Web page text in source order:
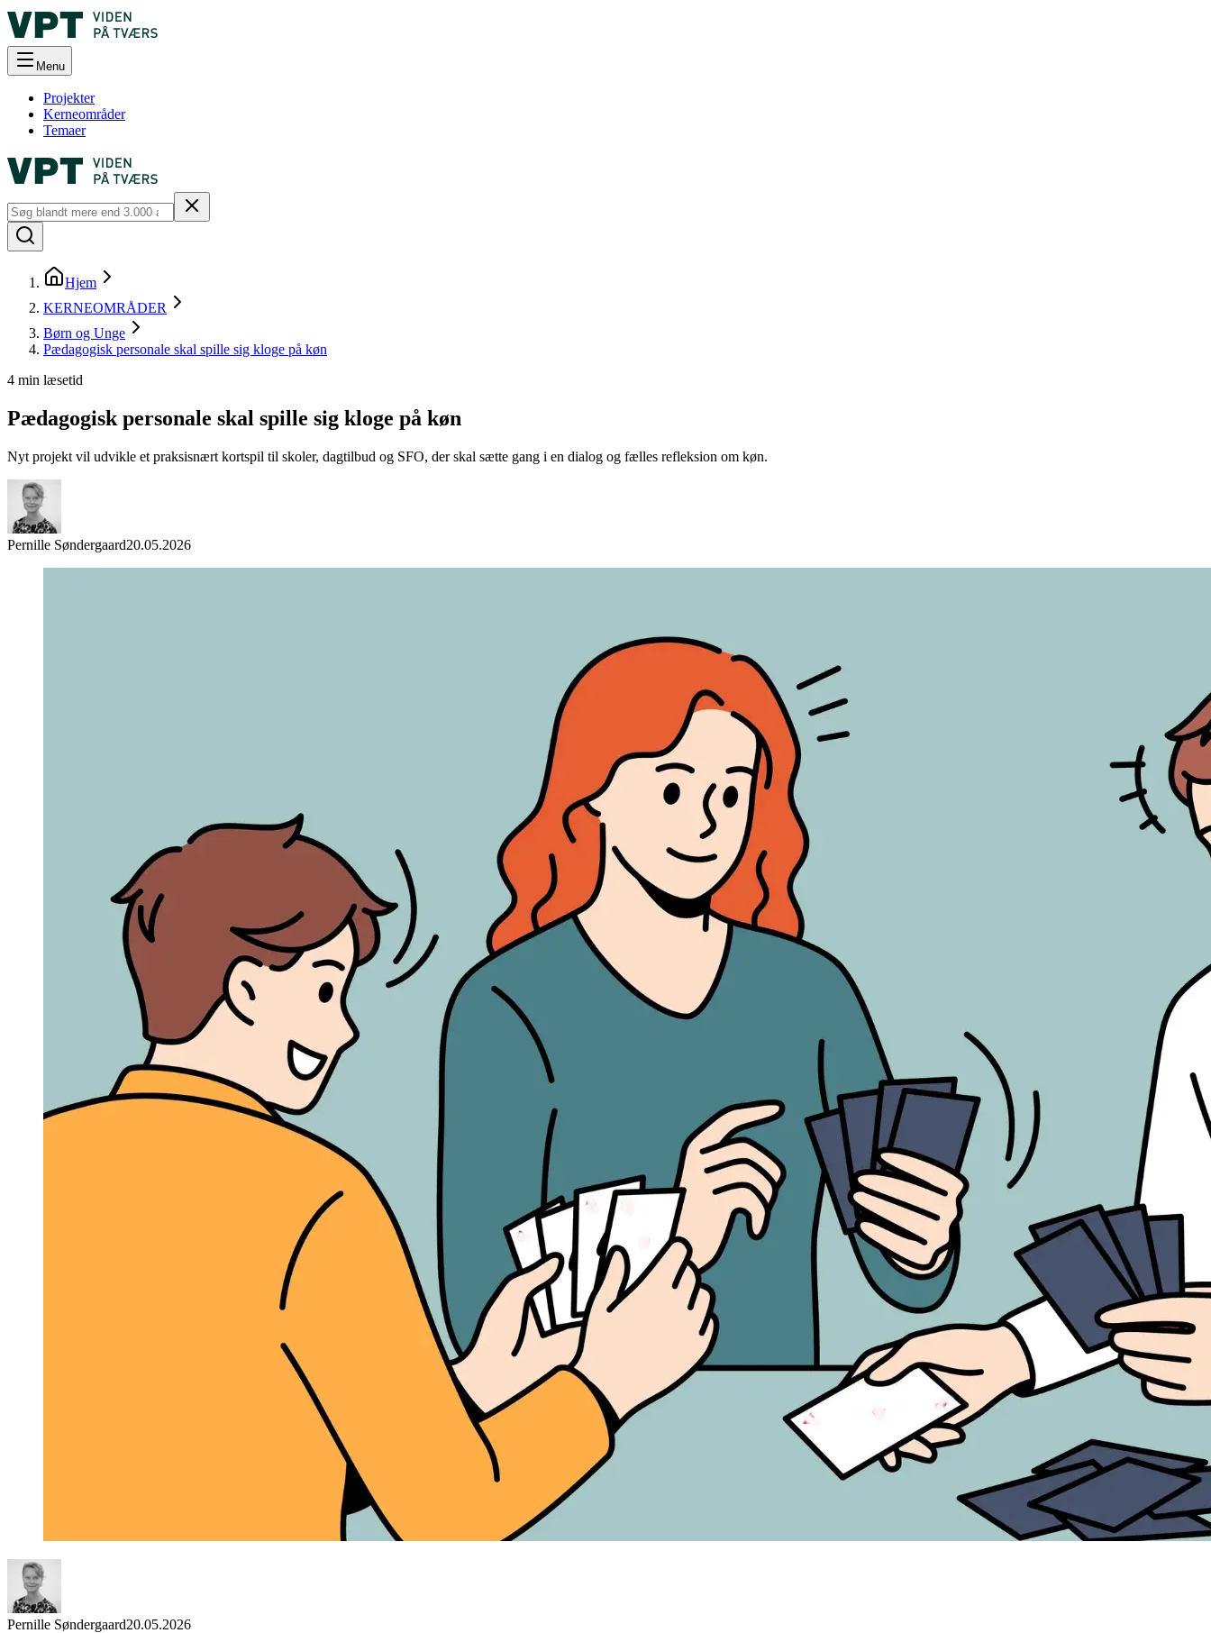
Menu
Projekter
Kerneområder
Temaer
Hjem
KERNEOMRÅDER
Børn og Unge
Pædagogisk personale skal spille sig kloge på køn
4 min læsetid
Pædagogisk personale skal spille sig kloge på køn
Nyt projekt vil udvikle et praksisnært kortspil til skoler, dagtilbud og SFO, der skal sætte gang i en dialog og fælles refleksion om køn.
Pernille Søndergaard20.05.2026
Pernille Søndergaard20.05.2026